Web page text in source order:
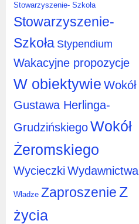
Stowarzyszenie- Szkoła
Stowarzyszenie-
Szkoła Stypendium
Wakacyjne propozycje
W obiektywie Wokół
Gustawa Herlinga-
GrudzińskiegoWokół
Żeromskiego
Wycieczki Wydawnictwa
Władze ZaproszenieZ
życia